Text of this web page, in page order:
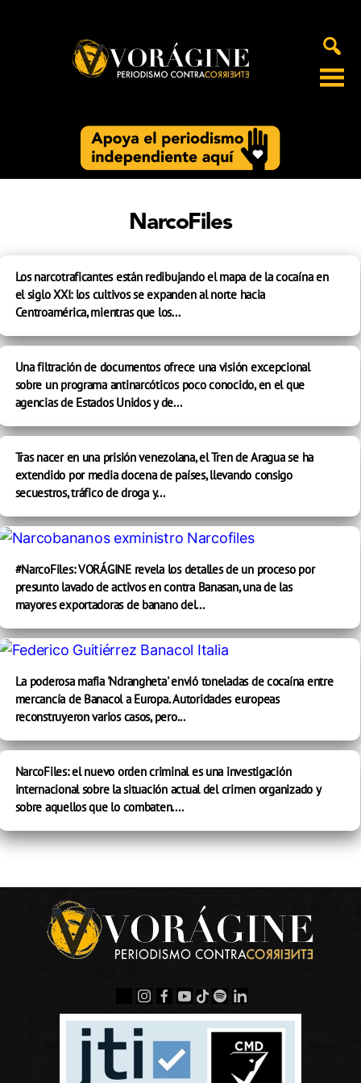
NarcoFiles
Los narcotraficantes están redibujando el mapa de la cocaína en
el siglo XXI: los cultivos se expanden al norte hacia
Centroamérica, mientras que los...
Una filtración de documentos ofrece una visión excepcional
sobre un programa antinarcóticos poco conocido, en el que
agencias de Estados Unidos y de...
Tras nacer en una prisión venezolana, el Tren de Aragua se ha
extendido por media docena de países, llevando consigo
secuestros, tráfico de droga y...
#NarcoFiles: VORÁGINE revela los detalles de un proceso por
presunto lavado de activos en contra Banasan, una de las
mayores exportadoras de banano del...
La poderosa mafia 'Ndrangheta' envió toneladas de cocaína entre
mercancía de Banacol a Europa. Autoridades europeas
reconstruyeron varios casos, pero...
NarcoFiles: el nuevo orden criminal es una investigación
internacional sobre la situación actual del crimen organizado y
sobre aquellos que lo combaten....